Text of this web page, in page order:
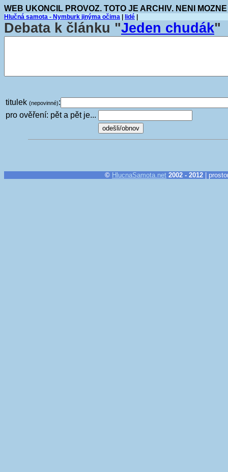
WEB UKONCIL PROVOZ. TOTO JE ARCHIV. NENI
Hlučná samota - Nymburk jinýma očima lidé
Debata k článku "Jeden chudák"
titulek (nepovinné):
pro ověření: pět a pět je...
© HlucnaSamota.net 2002 - 2012 |